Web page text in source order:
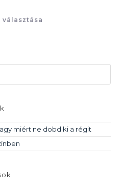
miért ne dobd ki a régit